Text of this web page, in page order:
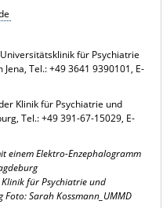
für Psychiatrie
Tel.: +49 3641 9390101, E-
Klinik für Psychiatrie und
Tel.: +49 391-67-15029, E-
einem Elektro-Enzephalogramm
für Psychiatrie und
Sarah Kossmann_UMMD